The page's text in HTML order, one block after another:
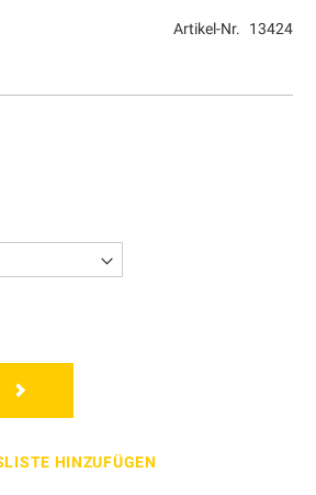
Artikel-Nr. 13424
HINZUFÜGEN